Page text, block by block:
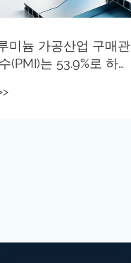
미늄 가공산업 구매관
(PMI)는 53.9%로 하락